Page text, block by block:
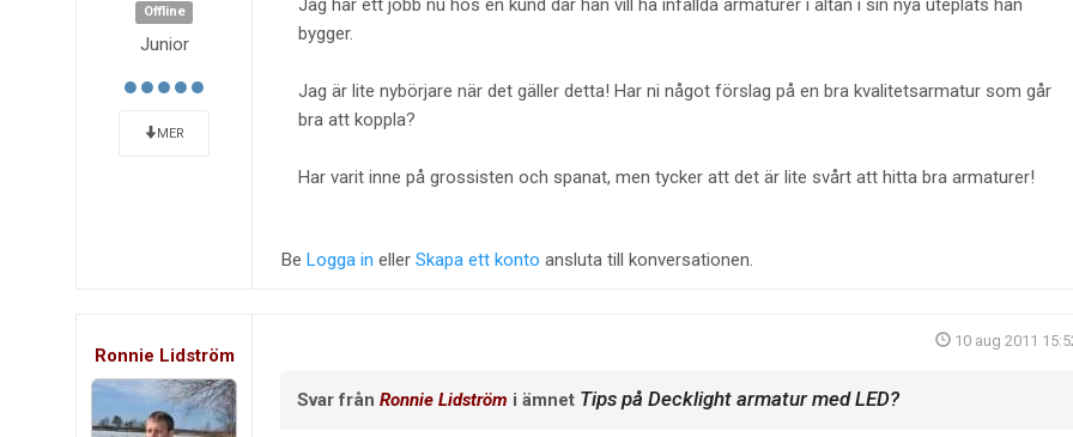
Offline
Junior
MER
Jag har ett jobb nu hos en kund där han vill ha infällda armaturer i altan i sin nya uteplats han
bygger.
Jag är lite nybörjare när det gäller detta! Har ni något förslag på en bra kvalitetsarmatur som går
bra att koppla?
Har varit inne på grossisten och spanat, men tycker att det är lite svårt att hitta bra armaturer!
Be Logga in eller Skapa ett konto ansluta till konversationen.
Ronnie Lidström
10 aug 2011
Svar från Ronnie Lidström i ämnet Tips på Decklight armatur med LED?